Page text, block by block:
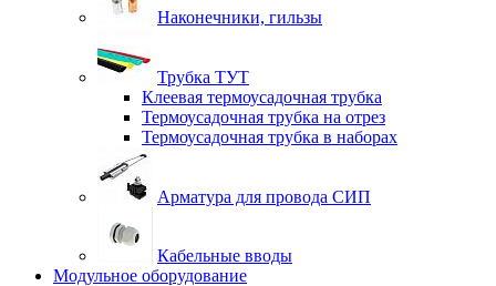
Наконечники, гильзы
Трубка ТУТ
Клеевая термоусадочная трубка
Термоусадочная трубка на отрез
Термоусадочная трубка в наборах
Арматура для провода СИП
Кабельные вводы
Модульное оборудование